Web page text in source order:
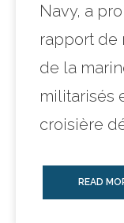
Navy, a
rapport de
de la
militarisés
croisière
READ